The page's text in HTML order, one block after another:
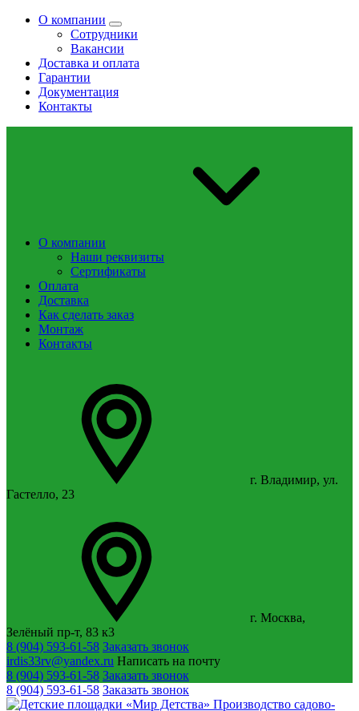
О компании
Сотрудники
Вакансии
Доставка и оплата
Гарантии
Документация
Контакты
О компании
Наши реквизиты
Сертификаты
Оплата
Доставка
Как сделать заказ
Монтаж
Контакты
г. Владимир, ул.
Гастелло, 23
г. Москва,
Зелёный пр-т, 83 к3
8 (904) 593-61-58 Заказать звонок
irdis33rv@yandex.ru Написать на почту
8 (904) 593-61-58 Заказать звонок
8 (904) 593-61-58 Заказать звонок
Производство садово-